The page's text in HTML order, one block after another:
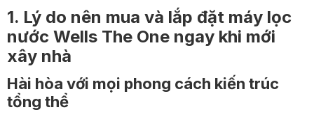
1. Lý do nên mua và lắp đặt máy lọc
nước Wells The One ngay khi mới
xây nhà
Hài hòa với mọi phong cách kiến trúc
tổng thể